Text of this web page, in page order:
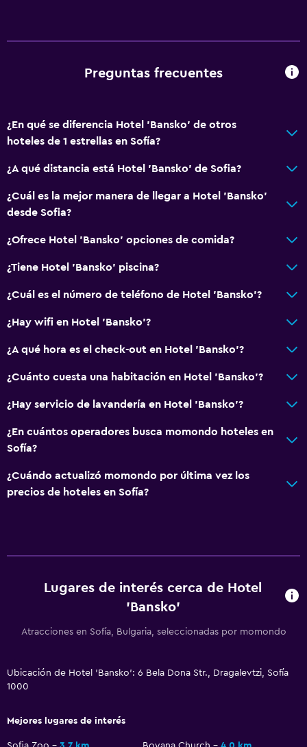
Zona de estar
Servicios básicos
Wifi disponible en todas las instalaciones
Internet
Extinguidor
Artículos de aseo gratis
Alarma de humo
Ropa de cama
Toallas
Champú
Servicios y facilidades
Centro de negocios
Renta de autos
Cambio de divisas
Instalaciones para reuniones
Acceso con llave
Masaje de pies
Muebles de exterior
Preguntas frecuentes
¿En qué se diferencia Hotel 'Bansko' de otros
hoteles de 1 estrellas en Sofía?
¿A qué distancia está Hotel 'Bansko' de Sofia?
¿Cuál es la mejor manera de llegar a Hotel 'Bansko'
desde Sofia?
¿Ofrece Hotel 'Bansko' opciones de comida?
¿Tiene Hotel 'Bansko' piscina?
¿Cuál es el número de teléfono de Hotel 'Bansko'?
¿Hay wifi en Hotel 'Bansko'?
¿A qué hora es el check-out en Hotel 'Bansko'?
¿Cuánto cuesta una habitación en Hotel 'Bansko'?
¿Hay servicio de lavandería en Hotel 'Bansko'?
¿En cuántos operadores busca momondo hoteles en
Sofía?
¿Cuándo actualizó momondo por última vez los
precios de hoteles en Sofía?
Lugares de interés cerca de Hotel
'Bansko'
Atracciones en Sofía, Bulgaria, seleccionadas por momondo
Ubicación de Hotel 'Bansko': 6 Bela Dona Str., Dragalevtzi, Sofía
1000
Mejores lugares de interés